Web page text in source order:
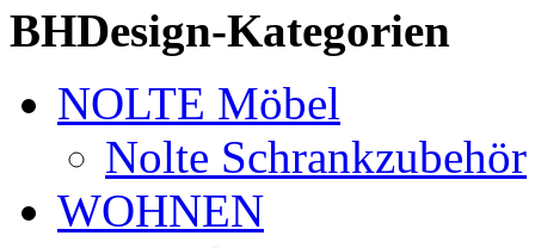
BHDesign-Kategorien
NOLTE Möbel
Nolte Schrankzubehör
WOHNEN